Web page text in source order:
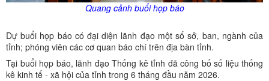
Quang cảnh buổi họp báo
Dự buổi họp báo có đại diện lãnh đạo một số sở, ban, ngành của
tỉnh; phóng viên các cơ quan báo chí trên địa bàn tỉnh.
Tại buổi họp báo, lãnh đạo Thống kê tỉnh đã công bố số liệu thống
kê kinh tế - xã hội của tỉnh trong 6 tháng đầu năm 2026.